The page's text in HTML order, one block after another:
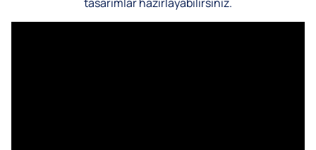
tasarımlar hazırlayabilirsiniz.